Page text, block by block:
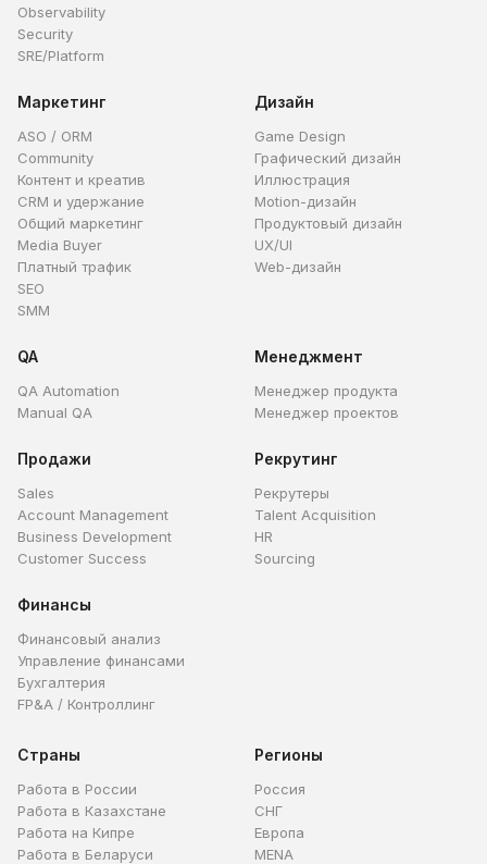
Observability
Security
SRE/Platform
Маркетинг
ASO / ORM
Community
Контент и креатив
CRM и удержание
Общий маркетинг
Media Buyer
Платный трафик
SEO
SMM
Дизайн
Game Design
Графический дизайн
Иллюстрация
Motion-дизайн
Продуктовый дизайн
UX/UI
Web-дизайн
QA
QA Automation
Manual QA
Менеджмент
Менеджер продукта
Менеджер проектов
Продажи
Sales
Account Management
Business Development
Customer Success
Рекрутинг
Рекрутеры
Talent Acquisition
HR
Sourcing
Финансы
Финансовый анализ
Управление финансами
Бухгалтерия
FP&A / Контроллинг
Страны
Работа в России
Работа в Казахстане
Работа на Кипре
Работа в Беларуси
Регионы
Россия
СНГ
Европа
MENA